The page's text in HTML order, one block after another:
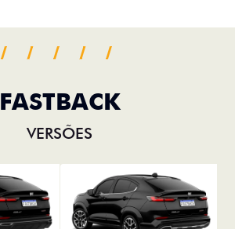
FASTBACK
VERSÕES